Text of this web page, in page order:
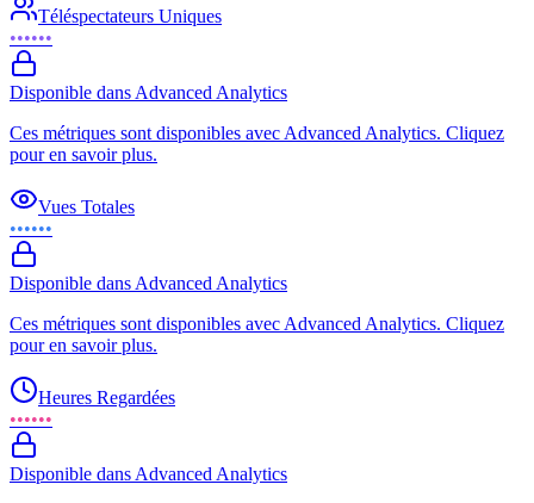
Téléspectateurs Uniques
••••••
Disponible dans Advanced Analytics
Ces métriques sont disponibles avec Advanced Analytics. Cliquez
pour en savoir plus.
Vues Totales
••••••
Disponible dans Advanced Analytics
Ces métriques sont disponibles avec Advanced Analytics. Cliquez
pour en savoir plus.
Heures Regardées
••••••
Disponible dans Advanced Analytics